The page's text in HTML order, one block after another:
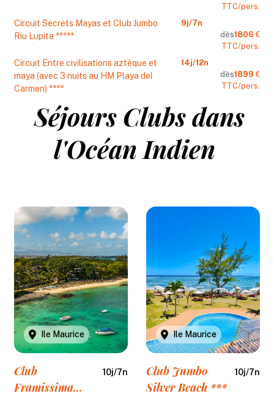
TTC/pers.
Circuit Secrets Mayas et Club Jumbo
Riu Lupita *****
9j/7n
dès1806 €
TTC/pers.
Circuit Entre civilisations aztèque et
maya (avec 3 nuits au HM Playa del
Carmen) ****
14j/12n
dès1899 €
TTC/pers.
Séjours Clubs dans
l'Océan Indien
Ile Maurice
Club
Framissima
10j/7n
Ile Maurice
Club Jumbo
Silver Beach ***
10j/7n